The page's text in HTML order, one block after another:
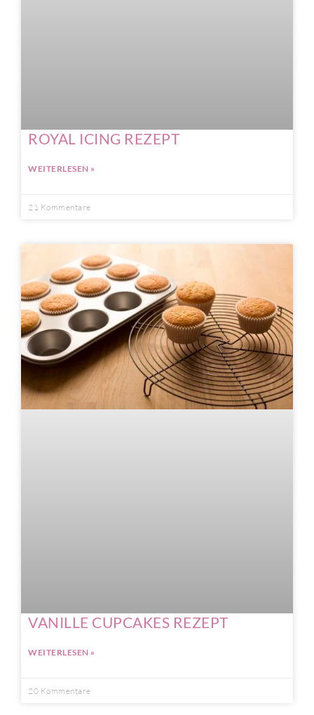
ROYAL ICING REZEPT
WEITERLESEN »
21 Kommentare
VANILLE CUPCAKES REZEPT
WEITERLESEN »
20 Kommentare